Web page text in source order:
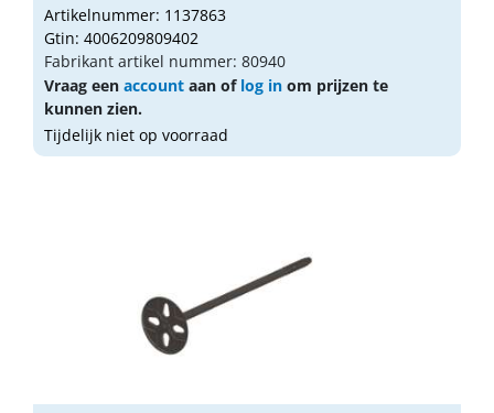
Artikelnummer: 1137863
Gtin: 4006209809402
Fabrikant artikel nummer: 80940
Vraag een account aan of log in om prijzen te
kunnen zien.
Tijdelijk niet op voorraad